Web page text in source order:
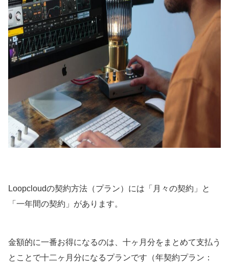
Loopcloudの契約方法（プラン）には「月々の契約」と
「一年間の契約」があります。
金額的に一番お得になるのは、十ヶ月分をまとめて支払う
とことで十二ヶ月分になるプランです（年契約プラン：